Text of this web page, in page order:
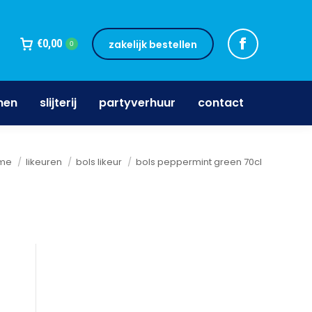
€0,00 0 zakelijk bestellen
slijterij partyverhuur contact
hier:
likeuren bols likeur bols peppermint green 70cl